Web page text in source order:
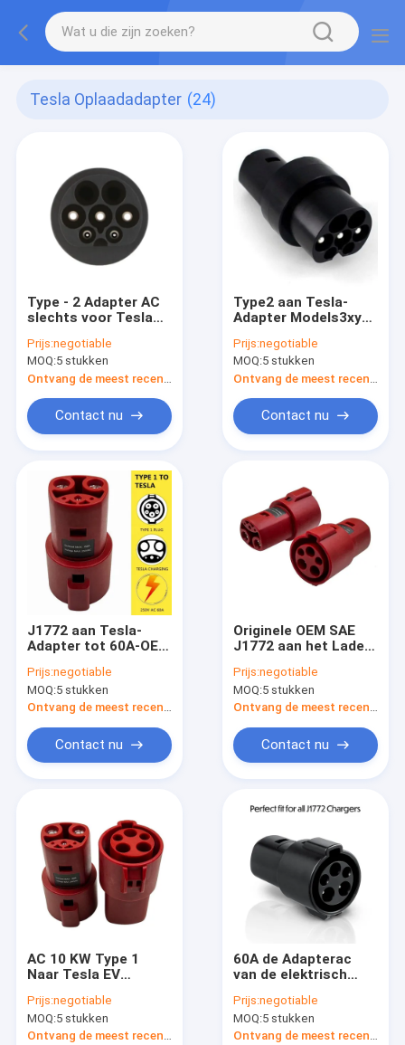
Tesla Oplaadadapter (24)
Type - 2 Adapter AC
slechts voor Tesla
op de EU-
Compressor met
IP55-Bescherming
Prijs:negotiable
MOQ:5 stukken
Contact nu
Type2 aan Tesla-
Adapter Models3xy
Adapteroem laden
voor AC slechts 110-
250V
Prijs:negotiable
MOQ:5 stukken
Contact nu
J1772 aan Tesla-
Adapter tot 60A-OEM
AC 250V 10KW
Prijs:negotiable
MOQ:5 stukken
Contact nu
Originele OEM SAE
J1772 aan het Laden
Ladersadapter voor
Model X-Y S 3
Prijs:negotiable
MOQ:5 stukken
Contact nu
AC 10 KW Type 1
Naar Tesla EV
J1772 Naar Tesla
Snel Opladen Adapter
60A
Prijs:negotiable
MOQ:5 stukken
Ontvang de meest recente Prijs
60A de Adapterac
van de elektrisch
Schakelaartype 1 aan
de Autoadapter
J1772 van Tesla EV
Prijs:negotiable
MOQ:5 stukken
Ontvang de meest recente Prijs